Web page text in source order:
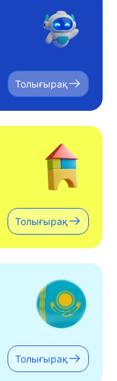
Толығырақ
Толығырақ
Толығырақ